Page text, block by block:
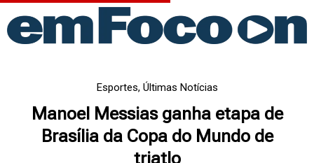
para
Esportes, Últimas Notícias
Manoel Messias ganha etapa de
Brasília da Copa do Mundo de
triatlo